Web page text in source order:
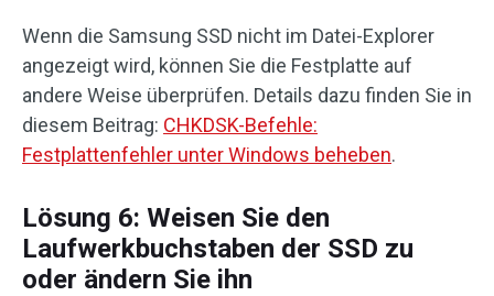
Wenn die Samsung SSD nicht im Datei-Explorer
angezeigt wird, können Sie die Festplatte auf
andere Weise überprüfen. Details dazu finden Sie in
diesem Beitrag: CHKDSK-Befehle:
Festplattenfehler unter Windows beheben.
Lösung 6: Weisen Sie den
Laufwerkbuchstaben der SSD zu
oder ändern Sie ihn